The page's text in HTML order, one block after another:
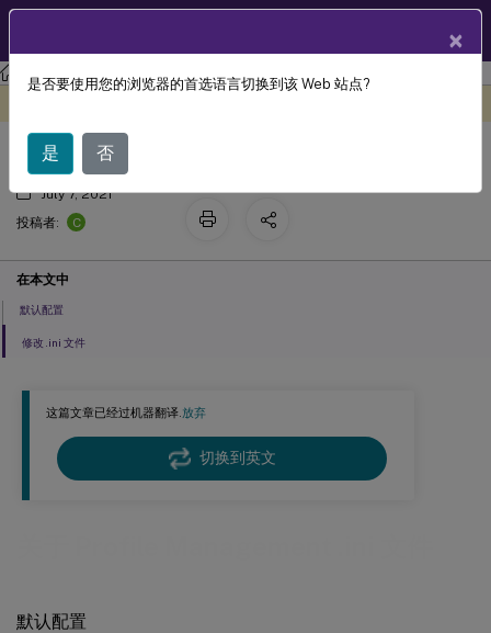
Profile Management Profile Management 2103
这篇文章已经过机器翻译.放弃
切换到英文
默认配置
关于 Profile Management .ini 文件
July 7, 2021
投稿者:
C
在本文中
默认配置
修改 .ini 文件
×
是否要使用您的浏览器的首选语言切换到该 Web 站点?
是 否